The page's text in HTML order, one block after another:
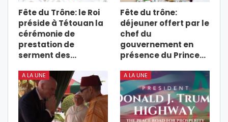
Fête du Trône: le Roi
préside à Tétouan la
cérémonie de
prestation de
serment des…
Fête du trône:
déjeuner offert par le
chef du
gouvernement en
présence du Prince…
A LA UNE A LA UNE